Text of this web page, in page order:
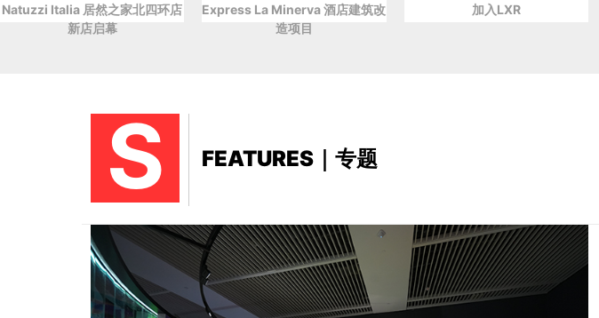
Natuzzi Italia 居然之家北四环店
新店启幕
Express La Minerva 酒店建筑改
造项目
加入LXR
S FEATURES｜专题